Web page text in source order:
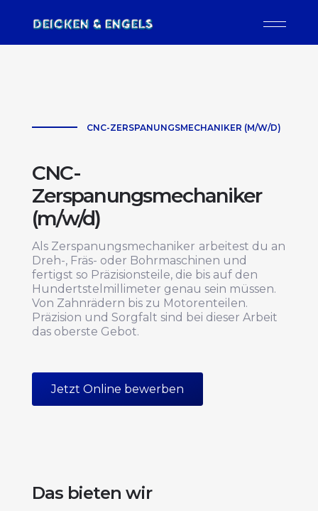
CNC-ZERSPANUNGSMECHANIKER (M/W/D)
CNC-
Zerspanungsmechaniker
(m/w/d)
Jetzt Online bewerben
Das bieten wir
Als Zerspanungsmechaniker arbeitest du an
Dreh-, Fräs- oder Bohrmaschinen und
fertigst so Präzisionsteile, die bis auf den
Hundertstelmillimeter genau sein müssen.
Von Zahnrädern bis zu Motorenteilen.
Präzision und Sorgfalt sind bei dieser Arbeit
das oberste Gebot.